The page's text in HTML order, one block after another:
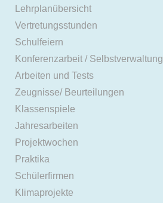
Lehrplanübersicht
Vertretungsstunden
Schulfeiern
Konferenzarbeit / Selbstverwaltung
Arbeiten und Tests
Zeugnisse/ Beurteilungen
Klassenspiele
Jahresarbeiten
Projektwochen
Praktika
Schülerfirmen
Klimaprojekte